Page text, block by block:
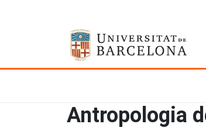
Antropologia